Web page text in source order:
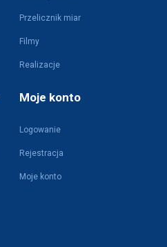
Przelicznik miar
Filmy
Realizacje
Moje konto
Logowanie
Rejestracja
Moje konto